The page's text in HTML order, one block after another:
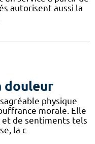
autorisent aussi la
douleur
physique
morale. Elle
et de sentiments tels
la c